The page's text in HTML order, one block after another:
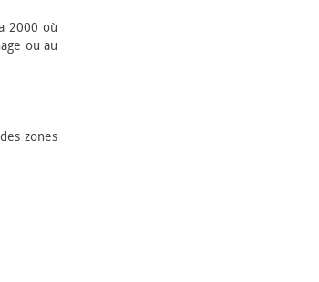
2000 où
ou au
zones